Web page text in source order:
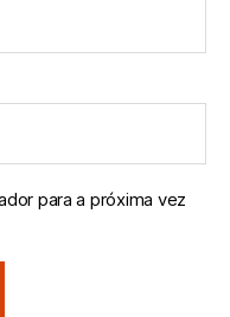
para a próxima vez